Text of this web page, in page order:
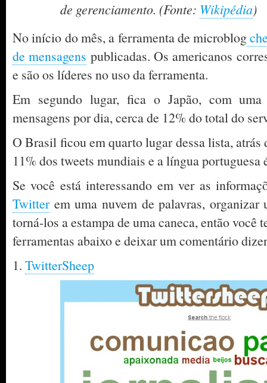
de gerenciamento. (Fonte: Wikipédia)
No início do mês, a ferramenta de microblog
de mensagens publicadas. Os americanos
e são os líderes no uso da ferramenta.
Em segundo lugar, fica o Japão, com
mensagens por dia, cerca de 12% do total do
O Brasil ficou em quarto lugar dessa lista, atrás
11% dos tweets mundiais e a língua
Se você está interessando em ver as
Twitterem uma nuvem de palavras, organizar
torná-los a estampa de uma caneca, então você
ferramentas abaixo e deixar um comentário
1. TwitterSheep